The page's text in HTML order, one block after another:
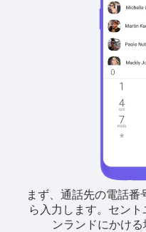
まず、通話先の電話
ら入力します。 セント
ンランドにかける